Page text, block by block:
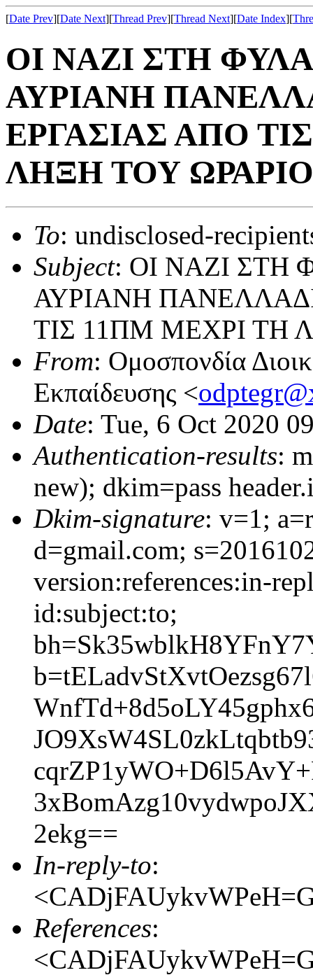
[Date Prev][Date Next][Thread Prev][Thread Next][Date Index][
ΟΙ ΝΑΖΙ ΣΤΗ
ΑΥΡΙΑΝΗ
ΕΡΓΑΣΙΑΣ ΑΠΟ
ΛΗΞΗ ΤΟΥ
To: undisclosed-
Subject: ΟΙ ΝΑΖΙ ΣΤΗ
ΑΥΡΙΑΝΗ
ΤΙΣ 11ΠΜ ΜΕΧΡΙ ΤΗ
From: Ομοσπονδία
Εκπαίδευσης <
Date: Tue, 6 Oct 2020
Authentication-results:
new); dkim=pass
Dkim-signature: v=1;
d=gmail.com;
version:references:in-
id:subject:to;
2ekg==
In-reply-to:
References: